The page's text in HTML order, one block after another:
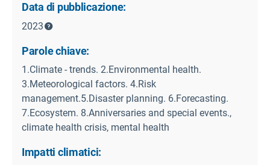
Data di pubblicazione:
2023
Parole chiave:
1.Climate - trends. 2.Environmental health.
3.Meteorological factors. 4.Risk
management.5.Disaster planning. 6.Forecasting.
7.Ecosystem. 8.Anniversaries and special events.,
climate health crisis, mental health
Impatti climatici: